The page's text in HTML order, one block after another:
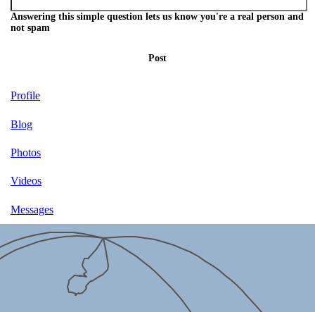
Answering this simple question lets us know you're a real person and
not spam
Post
Profile
Blog
Photos
Videos
Messages